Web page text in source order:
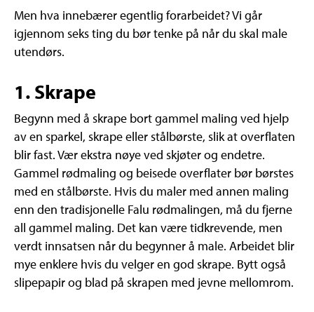
Men hva innebærer egentlig forarbeidet? Vi går
igjennom seks ting du bør tenke på når du skal male
utendørs.
1. Skrape
Begynn med å skrape bort gammel maling ved hjelp
av en sparkel, skrape eller stålbørste, slik at overflaten
blir fast. Vær ekstra nøye ved skjøter og endetre.
Gammel rødmaling og beisede overflater bør børstes
med en stålbørste. Hvis du maler med annen maling
enn den tradisjonelle Falu rødmalingen, må du fjerne
all gammel maling. Det kan være tidkrevende, men
verdt innsatsen når du begynner å male. Arbeidet blir
mye enklere hvis du velger en god skrape. Bytt også
slipepapir og blad på skrapen med jevne mellomrom.